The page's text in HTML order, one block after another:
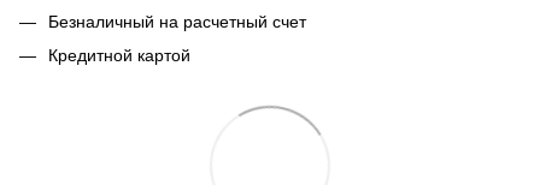
Безналичный на расчетный счет
Кредитной картой